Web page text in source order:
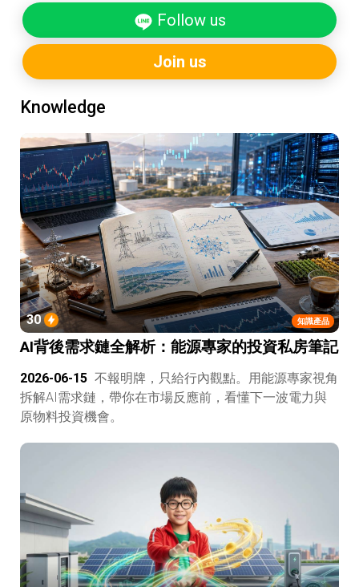
Follow us
Join us
Knowledge
知識產品
30
AI背後需求鏈全解析：能源專家的投資私房筆記
2026-06-15 不報明牌，只給行內觀點。用能源專家視角
拆解AI需求鏈，帶你在市場反應前，看懂下一波電力與
原物料投資機會。